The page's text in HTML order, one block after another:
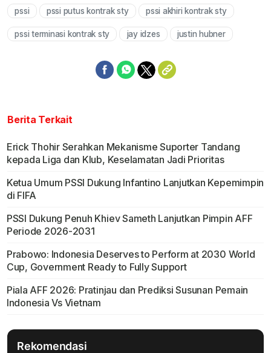
pssi pssi putus kontrak sty pssi akhiri kontrak sty
pssi terminasi kontrak sty jay idzes justin hubner
Berita Terkait
Erick Thohir Serahkan Mekanisme Suporter Tandang
kepada Liga dan Klub, Keselamatan Jadi Prioritas
Ketua Umum PSSI Dukung Infantino Lanjutkan Kepemimpin
di FIFA
PSSI Dukung Penuh Khiev Sameth Lanjutkan Pimpin AFF
Periode 2026-2031
Prabowo: Indonesia Deserves to Perform at 2030 World
Cup, Government Ready to Fully Support
Piala AFF 2026: Pratinjau dan Prediksi Susunan Pemain
Indonesia Vs Vietnam
Rekomendasi